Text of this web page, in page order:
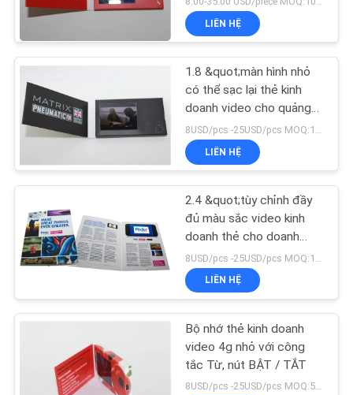
SƠ
ĐỒ
TRANG
WEB
PRIVACY
POLICY
Thẻ kinh doanh
video
23
Flip Book Video
11
LIÊN HỆ
1.8 &quot;màn hình nhỏ
có thể sạc lại thẻ kinh
doanh video cho quảng
cáo
LIÊN HỆ
2.4 &quot;tùy chỉnh đầy
đủ màu sắc video kinh
doanh thẻ cho doanh
nghiệp quảng cáo
LIÊN HỆ
Bộ nhớ thẻ kinh doanh
video 4g nhỏ với công
tắc Từ, nút BẬT / TẮT
8USD/pcs -25USD/pcs MOQ:50pcs